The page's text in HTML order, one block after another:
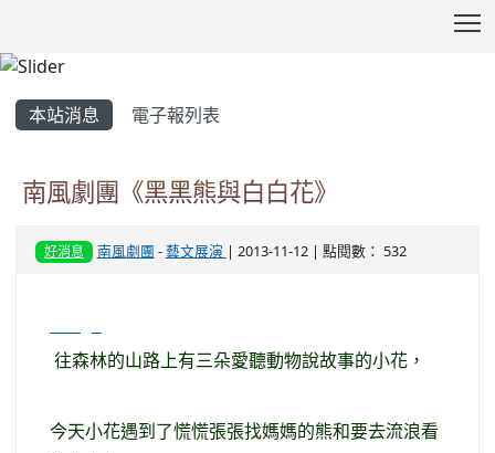
本站消息 電子報列表
南風劇團《黑黑熊與白白花》
好消息 南風劇團 -藝文展演 | 2013-11-12 | 點閱數： 532
往森林的山路上有三朵愛聽動物說故事的小花，
今天小花遇到了慌慌張張找媽媽的熊和要去流浪看